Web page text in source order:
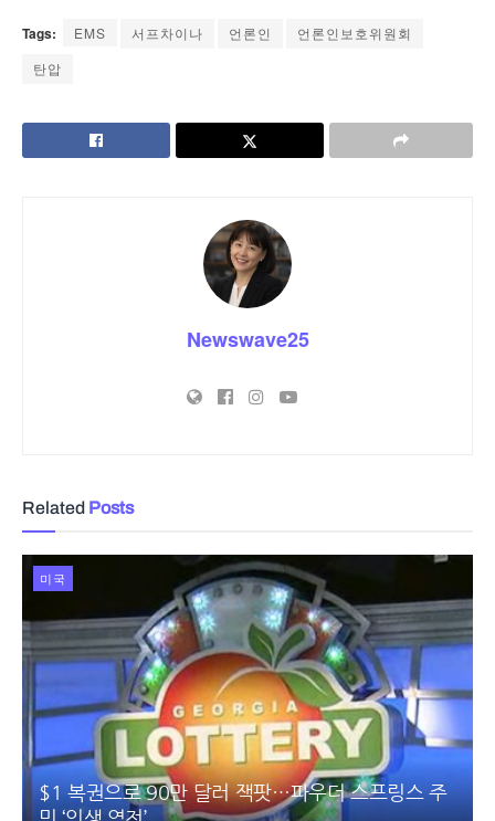
Tags: EMS 서프차이나 언론인
언론인보호위원회
탄압
Newswave25
Related Posts
미국
$1 복권으로 90만 달러 잭팟…파우더 스프링스 주